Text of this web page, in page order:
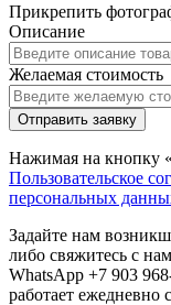
Прикрепить
Описание
Желаемая стоимость
Отправить заявку
Нажимая на кнопку
Пользовательское
персональных
Задайте нам
либо свяжитесь с
WhatsApp +7 903
работает ежедневно